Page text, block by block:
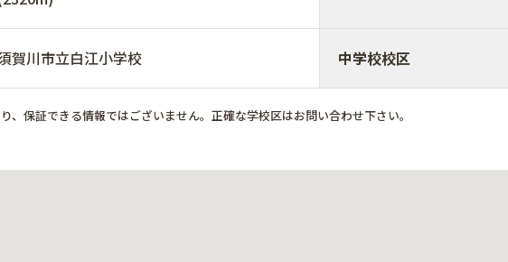
賀川市立白江小学校 中学校校区
保証できる情報ではございません。正確な学校区はお問い合わせ下さい。